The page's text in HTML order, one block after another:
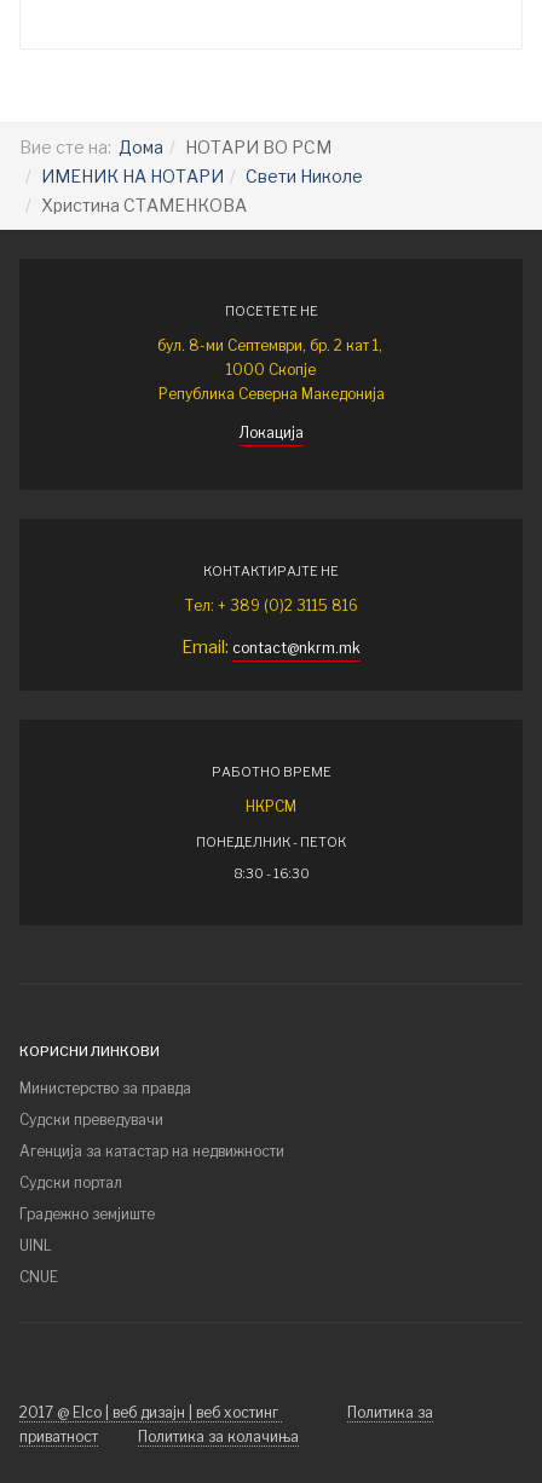
Вие сте на: Дома
НОТАРИ ВО РСМ
ИМЕНИК НА НОТАРИ
Свети Николе
Христина СТАМЕНКОВА
ПОСЕТЕТЕ НЕ
бул. 8-ми Септември, бр. 2 кат 1,
1000 Скопје
Република Северна Македонија
Локација
КОНТАКТИРАЈТЕ НЕ
Тел: + 389 (0)2 3115 816
Email: contact@nkrm.mk
РАБОТНО ВРЕМЕ
НКРСМ
ПОНЕДЕЛНИК - ПЕТОК
8:30 - 16:30
КОРИСНИ ЛИНКОВИ
Министерство за правда
Судски преведувачи
Агенција за катастар на недвижности
Судски портал
Градежно земјиште
UINL
CNUE
2017 @ Elco | веб дизајн | веб хостинг
Политика за
приватност
Политика за колачиња